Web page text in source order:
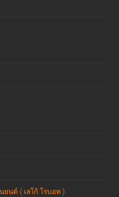
ยนต์ ( เลโก้ โรบอท )